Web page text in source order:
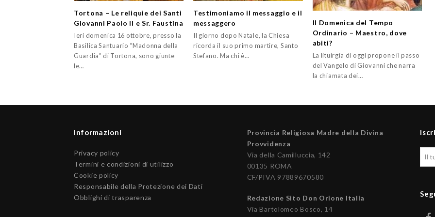
Tortona – Le reliquie dei Santi
Giovanni Paolo II e Sr. Faustina
Ieri domenica 16 ottobre, presso la
Basilica Santuario “Madonna della
Guardia” di Tortona, sono giunte
le…
Testimoniamo il messaggio e il
messaggero
Il giorno dopo Natale, la Chiesa
ricorda il suo primo martire, Santo
Stefano. Ma chi è…
II Domenica del Tempo
Ordinario – Maestro, dove
abiti?
La lituirgia di oggi propone il passo
del Vangelo di Giovanni che narra
la chiamata dei…
Informazioni
Privacy policy
Termini e condizioni di utilizzo
Cookie policy
Responsabile della Protezione dei Dati
Obblighi di trasparenza
Provincia Religiosa Madre della Divina
Provvidenza
Via della Camilluccia, 142
00135 ROMA
CF/PIVA 97889670580
Redazione Sito Don Orione Italia
Via Bartolomeo Bosco, 14